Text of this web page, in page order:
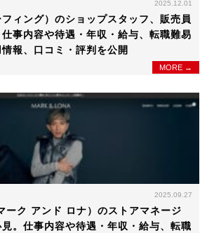
2025.12.01
ィング）のショップスタッフ、販売員
事内容や待遇・年収・給与、転職難易
報、口コミ・評判を公開
MORE →
2025.09.27
ク アンド ロナ）のストアマネージ
。仕事内容や待遇・年収・給与、転職